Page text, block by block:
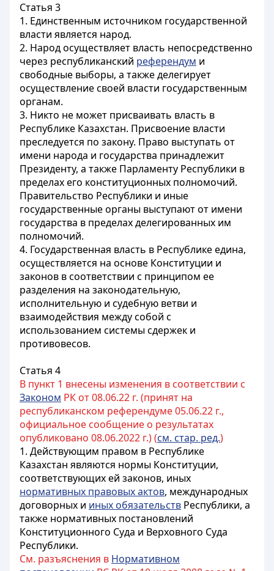
Статья 3
1. Единственным источником государственной
власти является народ.
2. Народ осуществляет власть непосредственно
через республиканский референдум и
свободные выборы, а также делегирует
осуществление своей власти государственным
органам.
3. Никто не может присваивать власть в
Республике Казахстан. Присвоение власти
преследуется по закону. Право выступать от
имени народа и государства принадлежит
Президенту, а также Парламенту Республики в
пределах его конституционных полномочий.
Правительство Республики и иные
государственные органы выступают от имени
государства в пределах делегированных им
полномочий.
4. Государственная власть в Республике едина,
осуществляется на основе Конституции и
законов в соответствии с принципом ее
разделения на законодательную,
исполнительную и судебную ветви и
взаимодействия между собой с
использованием системы сдержек и
противовесов.
Статья 4
В пункт 1 внесены изменения в соответствии с
Законом РК от 08.06.22 г. (принят на
республиканском референдуме 05.06.22 г.,
официальное сообщение о результатах
опубликовано 08.06.2022 г.) (см. стар. ред.)
1. Действующим правом в Республике
Казахстан являются нормы Конституции,
соответствующих ей законов, иных
нормативных правовых актов, международных
договорных и иных обязательств Республики, а
также нормативных постановлений
Конституционного Суда и Верховного Суда
Республики.
См. разъяснения в Нормативном